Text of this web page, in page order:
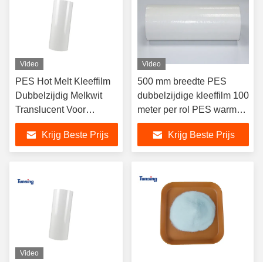
Video
PES Hot Melt Kleeffilm
Dubbelzijdig Melkwit
Translucent Voor
Hoedbinding /
GeborduurdKrijg Beste Prijs
Video
500 mm breedte PES
dubbelzijdige kleeffilm 100
meter per rol PES warm
smelten kleeffilm voor
borduurplaatKrijg Beste Prijs
Video